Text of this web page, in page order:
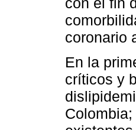
coronario
En la
críticos y